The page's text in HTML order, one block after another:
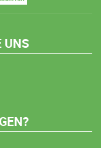
UNS